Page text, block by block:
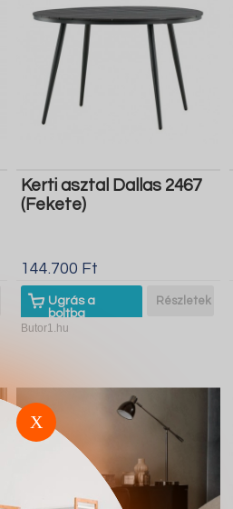
Kerti asztal Dallas 2467
(Fekete)
144.700 Ft
Ugrás a
boltba
Részletek
Butor1.hu
X